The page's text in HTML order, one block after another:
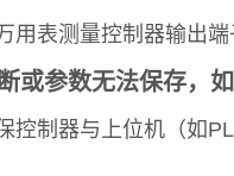
用表测量控制器输出端
或参数无法保存，如
控制器与上位机（如